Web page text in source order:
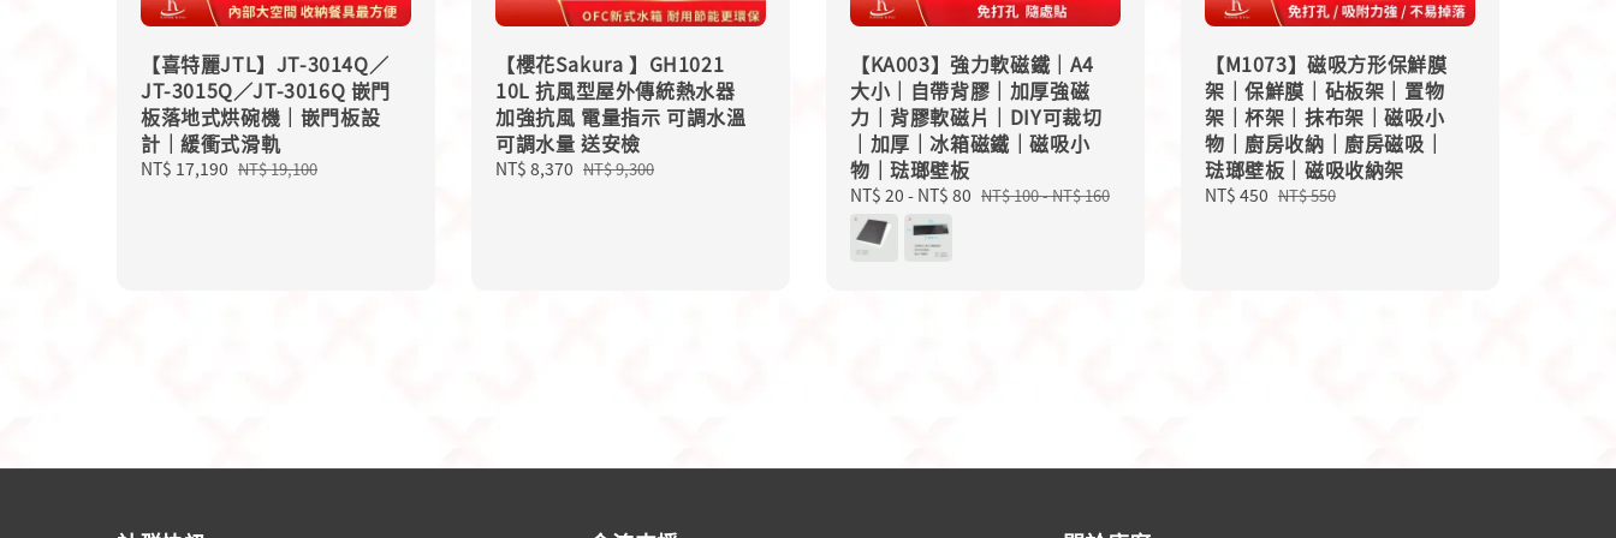
【喜特麗JTL】JT-3014Q／
JT-3015Q／JT-3016Q 嵌門
板落地式烘碗機｜嵌門板設
計｜緩衝式滑軌
Sale
NT$ 17,190 Regular
NT$ 19,100
【櫻花Sakura 】GH1021
10L 抗風型屋外傳統熱水器
加強抗風 電量指示 可調水溫
可調水量 送安檢
Sale
NT$ 8,370 Regular
NT$ 9,300
【KA003】強力軟磁鐵｜A4
大小｜自帶背膠｜加厚強磁
力｜背膠軟磁片｜DIY可裁切
｜加厚｜冰箱磁鐵｜磁吸小
物｜琺瑯壁板
Sale
price
NT$ 20 - NT$ 80 Regular
NT$ 100-NT$ 160
【M1073】磁吸方形保鮮膜
架｜保鮮膜｜砧板架｜置物
架｜杯架｜抹布架｜磁吸小
物｜廚房收納｜廚房磁吸｜
琺瑯壁板｜磁吸收納架
Sale
NT$ 450 Regular
NT$ 550